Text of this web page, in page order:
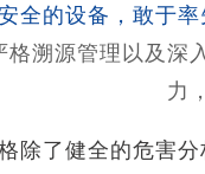
全的设备，敢于
溯源管理以及深
力
除了健全的危害